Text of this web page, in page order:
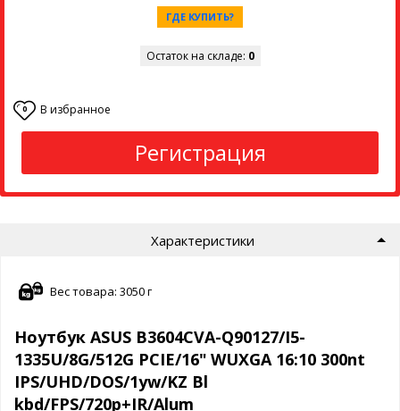
ГДЕ КУПИТЬ?
Остаток на складе: 0
0 В избранное
Регистрация
Характеристики
Вес товара: 3050 г
Ноутбук ASUS B3604CVA-Q90127/I5-
1335U/8G/512G PCIE/16" WUXGA 16:10 300nt
IPS/UHD/DOS/1yw/KZ Bl
kbd/FPS/720p+IR/Alum